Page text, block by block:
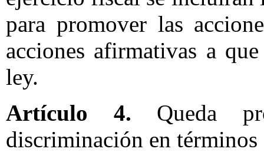
para promover las
acciones afirmativas a
ley.
Artículo 4. Queda
discriminación en